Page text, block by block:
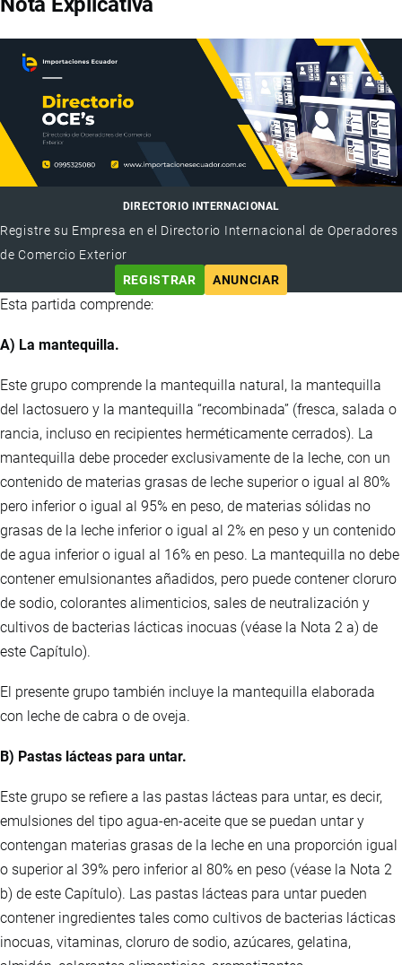
DIRECTORIO INTERNACIONAL
Registre su Empresa en el Directorio Internacional de Operadores
de Comercio Exterior
REGISTRAR
ANUNCIAR
Esta partida comprende:
A) La mantequilla.
Este grupo comprende la mantequilla natural, la mantequilla
del lactosuero y la mantequilla “recombinada” (fresca, salada o
rancia, incluso en recipientes herméticamente cerrados). La
mantequilla debe proceder exclusivamente de la leche, con un
contenido de materias grasas de leche superior o igual al 80%
pero inferior o igual al 95% en peso, de materias sólidas no
grasas de la leche inferior o igual al 2% en peso y un contenido
de agua inferior o igual al 16% en peso. La mantequilla no debe
contener emulsionantes añadidos, pero puede contener cloruro
de sodio, colorantes alimenticios, sales de neutralización y
cultivos de bacterias lácticas inocuas (véase la Nota 2 a) de
este Capítulo).
El presente grupo también incluye la mantequilla elaborada
con leche de cabra o de oveja.
B) Pastas lácteas para untar.
Este grupo se refiere a las pastas lácteas para untar, es decir,
emulsiones del tipo agua-en-aceite que se puedan untar y
contengan materias grasas de la leche en una proporción igual
o superior al 39% pero inferior al 80% en peso (véase la Nota 2
b) de este Capítulo). Las pastas lácteas para untar pueden
contener ingredientes tales como cultivos de bacterias lácticas
inocuas, vitaminas, cloruro de sodio, azúcares, gelatina,